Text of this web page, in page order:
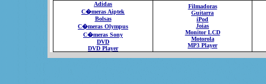
Adidas
C�meras Aiptek
Bolsas
C�meras Olympus
C�meras Sony
DVD
DVD Player
Filmadoras
Guitarra
iPod
Joias
Monitor LCD
Motorola
MP3 Player